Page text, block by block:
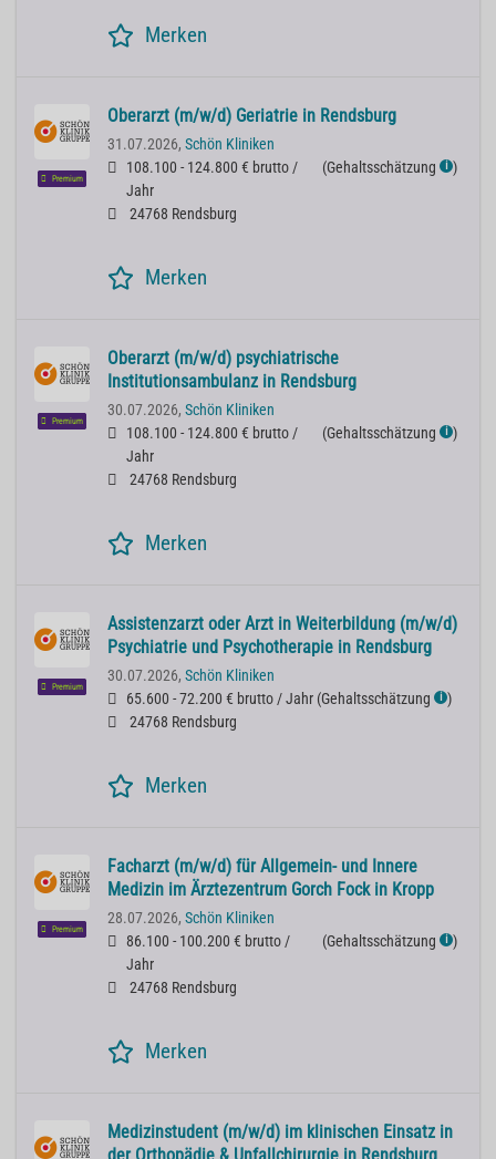
Merken
Premium
Oberarzt (m/w/d) Geriatrie in Rendsburg
31.07.2026, Schön Kliniken
108.100 - 124.800 € brutto /
Jahr
(Gehaltsschätzung ℹ )
24768 Rendsburg
Merken
Premium
Oberarzt (m/w/d) psychiatrische
Institutionsambulanz in Rendsburg
30.07.2026, Schön Kliniken
108.100 - 124.800 € brutto /
Jahr
(Gehaltsschätzung ℹ )
24768 Rendsburg
Merken
Premium
Assistenzarzt oder Arzt in Weiterbildung (m/w/d)
Psychiatrie und Psychotherapie in Rendsburg
30.07.2026, Schön Kliniken
65.600 - 72.200 € brutto / Jahr (Gehaltsschätzung ℹ )
24768 Rendsburg
Merken
Premium
Facharzt (m/w/d) für Allgemein- und Innere
Medizin im Ärztezentrum Gorch Fock in Kropp
28.07.2026, Schön Kliniken
86.100 - 100.200 € brutto /
Jahr
(Gehaltsschätzung ℹ )
24768 Rendsburg
Merken
Medizinstudent (m/w/d) im klinischen Einsatz in